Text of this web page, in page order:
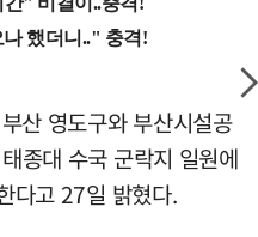
산 영도구와 부산시설공
종대 수국 군락지 일원에
다고 27일 밝혔다.